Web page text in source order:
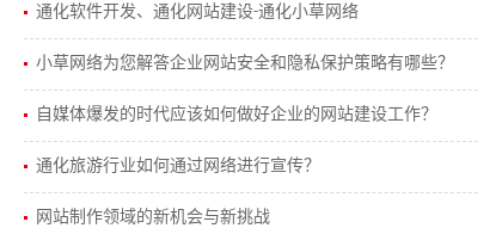
通化软件开发、通化网站建设-通化小草网络
小草网络为您解答企业网站安全和隐私保护策略有哪些？
自媒体爆发的时代应该如何做好企业的网站建设工作？
通化旅游行业如何通过网络进行宣传？
网站制作领域的新机会与新挑战